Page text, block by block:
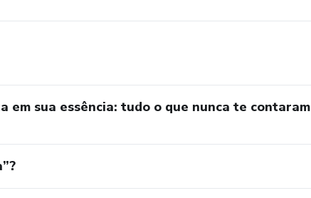
sua essência: tudo o que nunca te contaram